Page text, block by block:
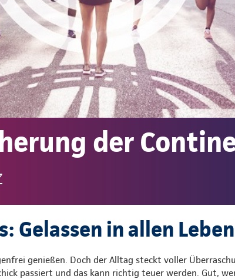
der
Gelassen in allen
genießen. Doch der Alltag steckt voller
passiert und das kann richtig teuer werden. Gut,